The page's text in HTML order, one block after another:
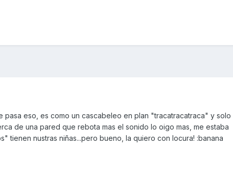
pasa eso, es como un cascabeleo en plan "tracatracatraca" y
de una pared que rebota mas el sonido lo oigo mas, me estaba
tienen nustras niñas...pero bueno, la quiero con locura! :banana